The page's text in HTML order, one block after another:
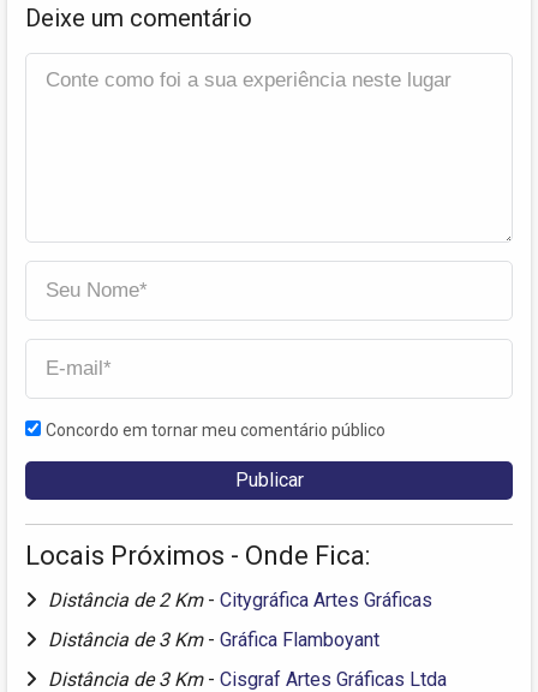
Deixe um comentário
Concordo em tornar meu comentário público
Locais Próximos - Onde Fica:
Distância de 2 Km - Citygráfica Artes Gráficas
Distância de 3 Km - Gráfica Flamboyant
Distância de 3 Km - Cisgraf Artes Gráficas Ltda